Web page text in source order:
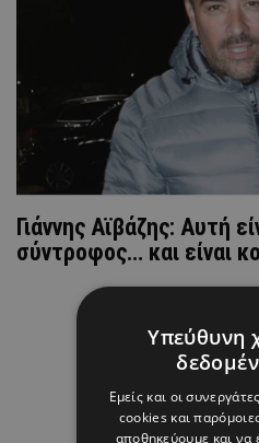
Γιάννης Αϊβάζης: Αυτή
σύντροφος… και είναι
Υπεύθυνη
Εμείς και οι
cookies και
αποθηκεύουμε και